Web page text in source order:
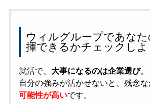
ウィルグループであな
揮できるかチェックしよ
就活で、 大事になるのは企業選び。
自分の強みが活かせないと、残念な
可能性が高いです。